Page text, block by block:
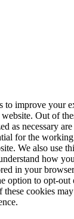
to improve your
Out of
as necessary
for the
We also use
how
in your
option to opt-out
cookies